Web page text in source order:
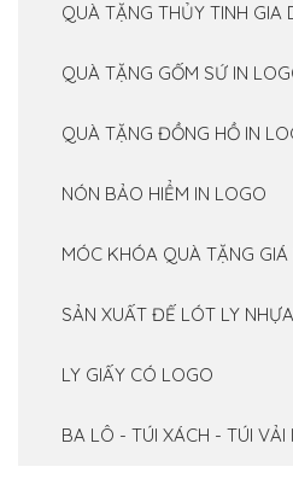
QUÀ TẶNG THỦY TINH GIA
QUÀ TẶNG GỐM SỨ IN
QUÀ TẶNG ĐỒNG HỒ IN
NÓN BẢO HIỂM IN LOGO
MÓC KHÓA QUÀ TẶNG GIÁ
SẢN XUẤT ĐẾ LÓT LY
LY GIẤY CÓ LOGO
BA LÔ - TÚI XÁCH - TÚI VẢI